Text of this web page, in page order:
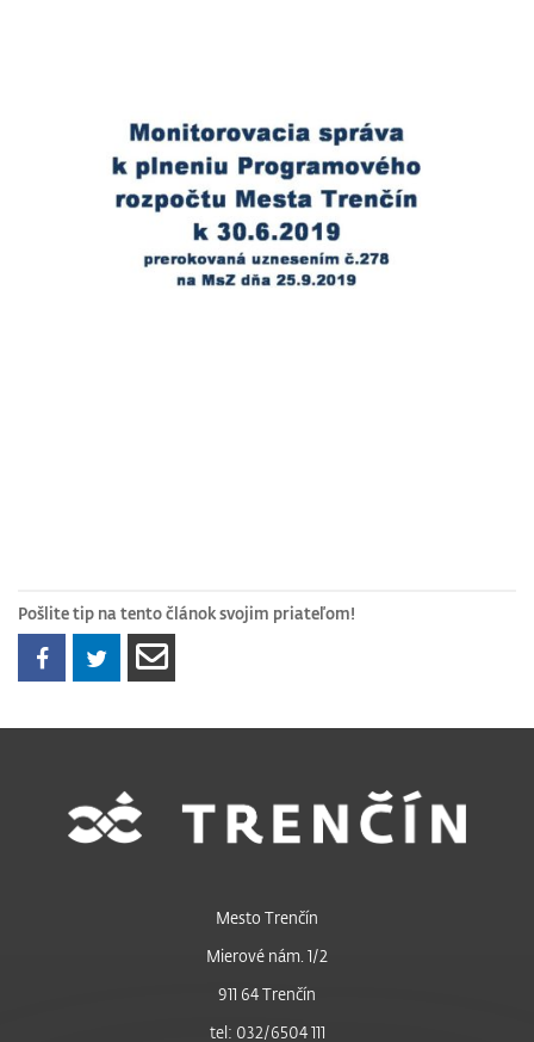
Pošlite tip na tento článok svojim priateľom!
Mesto Trenčín
Mierové nám. 1/2
911 64 Trenčín
tel: 032/6504 111